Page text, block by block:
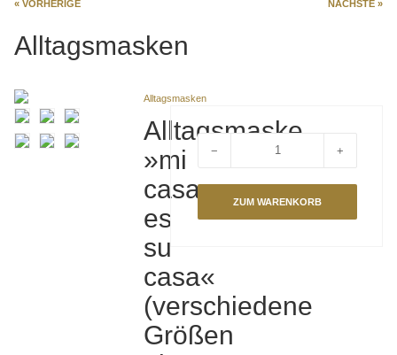
« VORHERIGE NÄCHSTE »
Alltagsmasken
Alltagsmasken
Alltagsmaske
»mi
casa
es
su
casa«
(verschiedene
Größen
−
+